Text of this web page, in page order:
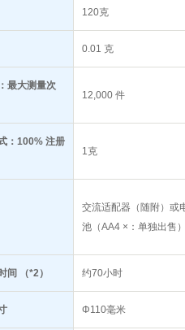
120克
0.01 克
最大测量次
12,000 件
：100% 注册
1克
交流适配器（随附）或
池（AA4 ×：单独出售）
间 （*2） 约70小时
Φ110毫米